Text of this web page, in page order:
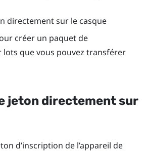
directement sur le casque
créer un paquet de
que vous pouvez transférer
jeton directement sur
d’inscription de l’appareil de